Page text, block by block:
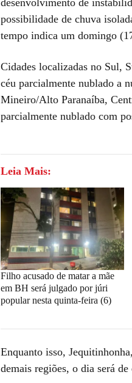
possibilidade de chuva
tempo indica um domingo
Cidades localizadas no Sul,
céu parcialmente nublado a
Mineiro/Alto Paranaíba,
parcialmente nublado com
Leia Mais:
Filho acusado de matar a mãe
em BH será julgado por júri
popular nesta quinta-feira (6)
Enquanto isso,
demais regiões, o dia será